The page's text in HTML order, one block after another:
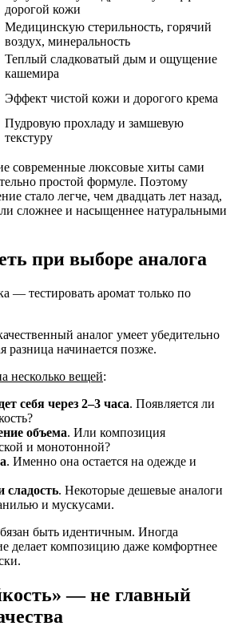
дорогой кожи
Медицинскую стерильность, горячий
воздух, минеральность
Теплый сладковатый дым и ощущение
кашемира
Эффект чистой кожи и дорогого крема
Пудровую прохладу и замшевую
текстуру
современные люксовые хиты сами
простой формуле. Поэтому
стало легче, чем двадцать лет назад,
сложнее и насыщеннее натуральными
при выборе аналога
— тестировать аромат только по
аналог умеет убедительно
разница начинается позже.
несколько вещей:
себя через 2–3 часа. Появляется ли
объема. Или композиция
и монотонной?
. Именно она остается на одежде и
сладость. Некоторые дешевые аналоги
и мускусами.
быть идентичным. Иногда
делает композицию даже комфортнее
— не главный